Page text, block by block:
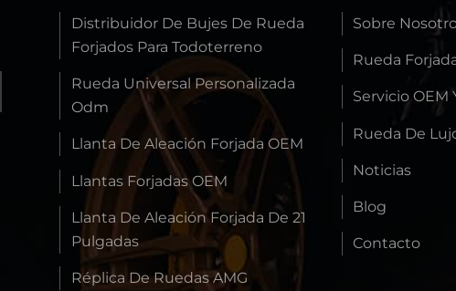
Distribuidor De Bujes De Rueda
Forjados Para Todoterreno
Rueda Universal Personalizada
Odm
Llanta De Aleación Forjada OEM
Llantas Forjadas OEM
Llanta De Aleación Forjada De 21
Pulgadas
Réplica De Ruedas AMG
Sobre
Rueda
Servicio OEM
Rueda De
Noticias
Blog
Contacto